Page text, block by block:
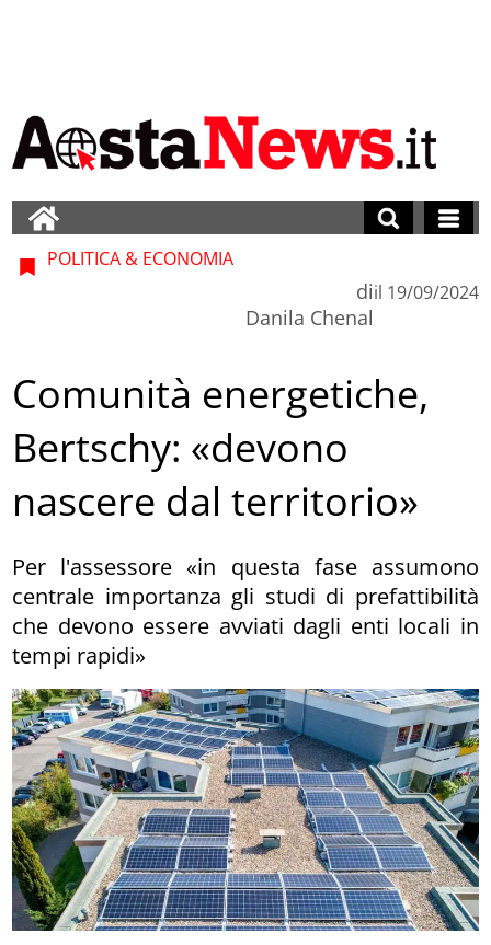
POLITICA & ECONOMIA
di
Danila Chenal
il 19/09/2024
Comunità energetiche,
Bertschy: «devono
nascere dal territorio»
Per l'assessore «in questa fase assumono
centrale importanza gli studi di prefattibilità
che devono essere avviati dagli enti locali in
tempi rapidi»